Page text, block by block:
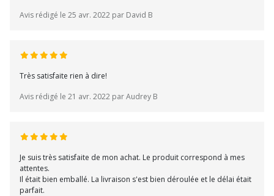
Avis rédigé le 25 avr. 2022 par David B
Très satisfaite rien à dire!
Avis rédigé le 21 avr. 2022 par Audrey B
Je suis très satisfaite de mon achat. Le produit correspond à mes
attentes.
Il était bien emballé. La livraison s'est bien déroulée et le délai était
parfait.